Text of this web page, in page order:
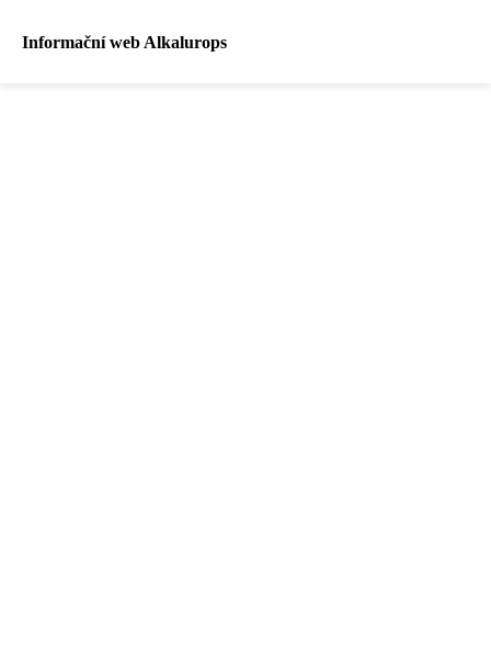
Informační web Alkalurops